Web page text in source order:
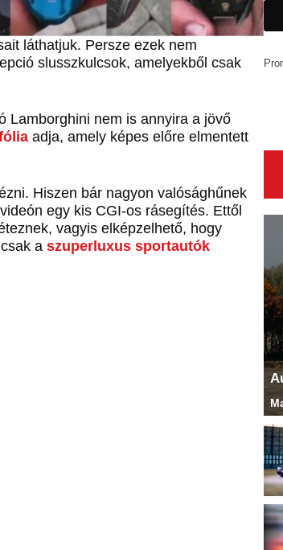
láthatjuk. Persze ezek nem
slusszkulcsok, amelyekből csak
Lamborghini nem is annyira a jövő
adja, amely képes előre elmentett
Hiszen bár nagyon valósághűnek
egy kis CGI-os rásegítés. Ettől
vagyis elképzelhető, hogy
a szuperluxus sportautók